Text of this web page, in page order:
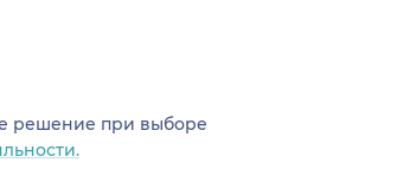
решение при выборе